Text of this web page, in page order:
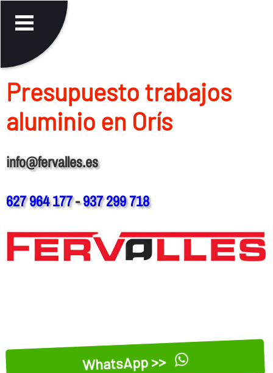
Presupuesto trabajos
aluminio en Orís
info@fervalles.es
627 964 177-937 299 718
WhatsApp >>